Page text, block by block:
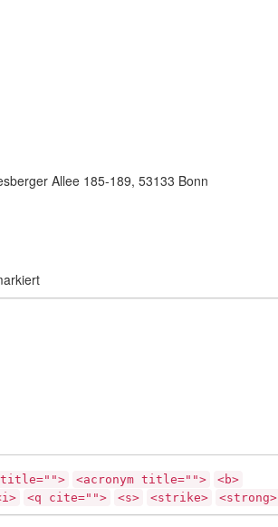
Allee 185-189, 53133 Bonn
title=""> <acronym title="">
<b>
<q cite=""> <s> <strike> <strong>